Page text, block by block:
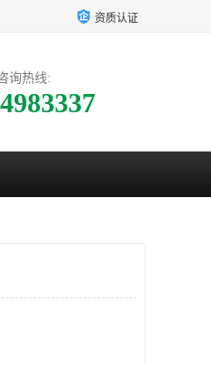
资质认证
询热线: